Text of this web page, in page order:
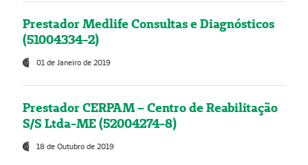
Prestador Medlife Consultas e Diagnósticos
(51004334-2)
01 de Janeiro de 2019
Prestador CERPAM – Centro de Reabilitação
S/S Ltda-ME (52004274-8)
18 de Outubro de 2019